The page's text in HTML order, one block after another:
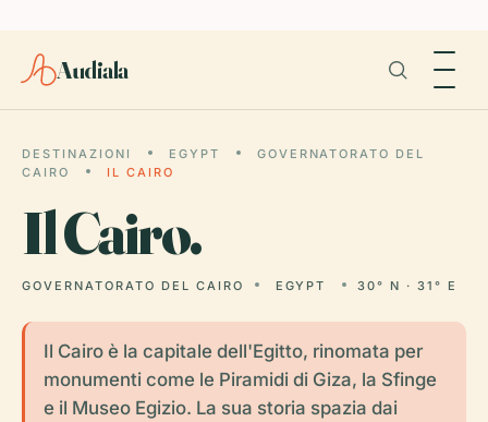
Audiala
DESTINAZIONI EGYPT
GOVERNATORATO DEL
CAIRO
IL CAIRO
IlCairo.
GOVERNATORATO DEL CAIRO EGYPT 30° N · 31° E
Il Cairo è la capitale dell'Egitto, rinomata per
monumenti come le Piramidi di Giza, la Sfinge
e il Museo Egizio. La sua storia spazia dai